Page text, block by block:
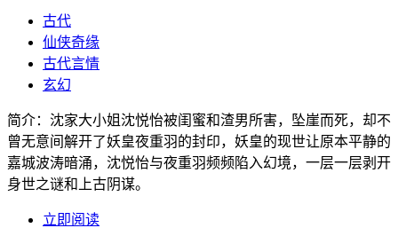
古代
仙侠奇缘
古代言情
玄幻
简介：沈家大小姐沈悦怡被闺蜜和渣男所害，坠崖而死，却不
曾无意间解开了妖皇夜重羽的封印，妖皇的现世让原本平静的
嘉城波涛暗涌，沈悦怡与夜重羽频频陷入幻境，一层一层剥开
身世之谜和上古阴谋。
立即阅读